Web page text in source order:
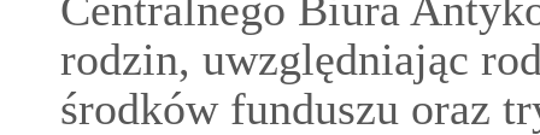
rodzin, uwzględniając
środków funduszu oraz